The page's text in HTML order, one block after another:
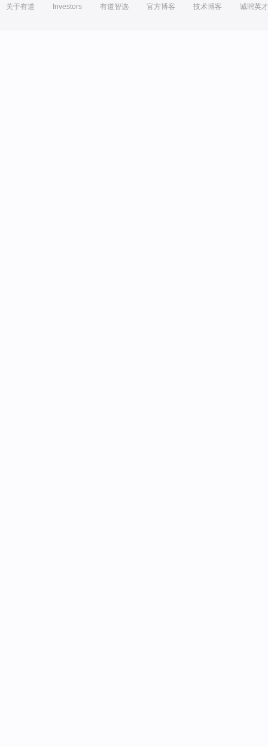
关于有道 Investors 有道智选 官方博客 技术博客 诚聘英才